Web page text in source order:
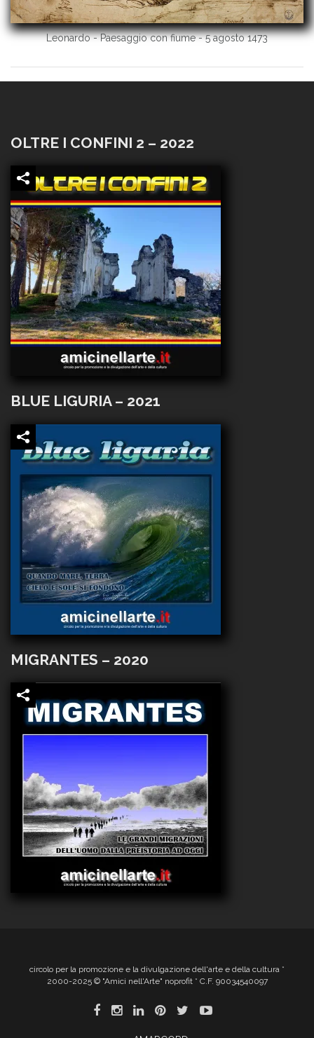
Leonardo - Paesaggio con fiume - 5 agosto 1473
OLTRE I CONFINI 2 – 2022
BLUE LIGURIA – 2021
MIGRANTES – 2020
circolo per la promozione e la divulgazione dell'arte e della cultura *
2000-2025 © "Amici nell'Arte" noprofit * C.F. 90034540097